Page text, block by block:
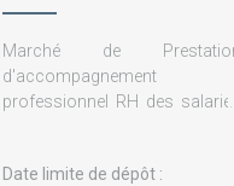
Marché de
d'accompagnement
professionnel RH des
Date limite de dépôt :